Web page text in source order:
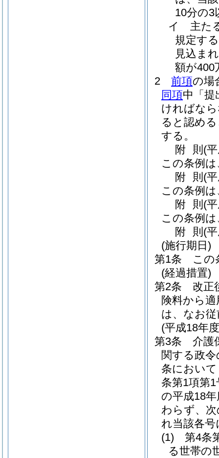
10分の3
イ
主た
規定す
見込ま
額が400
2
前項の場
同項中「
ければな
ると認め
する。
附 則 (
この条例
附 則 (
この条例
附 則 (
この条例
附 則 (
(施行期日)
第1条
この
(経過措置)
第2条
改正
険料から
は、なお
(平成18年
第3条
介護
関する政
条におい
条第1項第
の平成18
わらず、
れ当該各
(1)
第4条
る世帯の